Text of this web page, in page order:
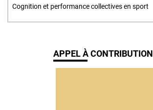
Cognition et performance collectives en sport
APPEL À CONTRIBUTION